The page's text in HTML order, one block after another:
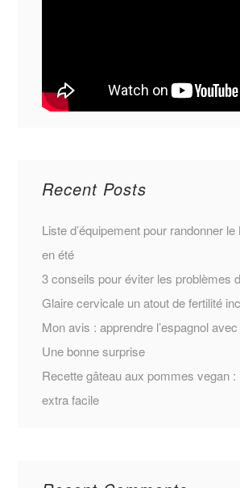
Recent Posts
Liste d’équipement pour randonner
en été
3 conseils pour éviter les problèmes
Glaire cervicale un atout de fertilité
Mon avis : apprendre l’espagnol
Une bonne surprise
Recette gâteau aux pommes vegan
extra facile